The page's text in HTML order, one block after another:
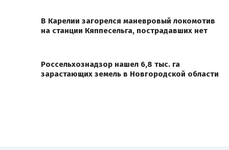
В Карелии загорелся маневровый локомотив
на станции Кяппесельга, пострадавших нет
Россельхознадзор нашел 6,8 тыс. га
зарастающих земель в Новгородской области